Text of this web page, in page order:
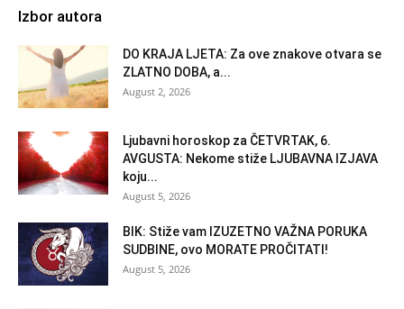
Izbor autora
DO KRAJA LJETA: Za ove znakove otvara se
ZLATNO DOBA, a...
August 2, 2026
Ljubavni horoskop za ČETVRTAK, 6.
AVGUSTA: Nekome stiže LJUBAVNA IZJAVA
koju...
August 5, 2026
BIK: Stiže vam IZUZETNO VAŽNA PORUKA
SUDBINE, ovo MORATE PROČITATI!
August 5, 2026